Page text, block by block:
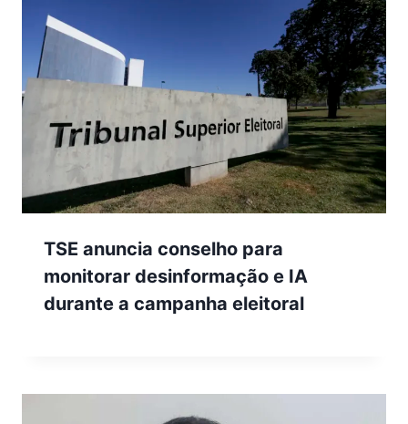
TSE anuncia conselho para
monitorar desinformação e IA
durante a campanha eleitoral